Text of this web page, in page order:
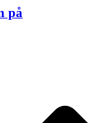
på